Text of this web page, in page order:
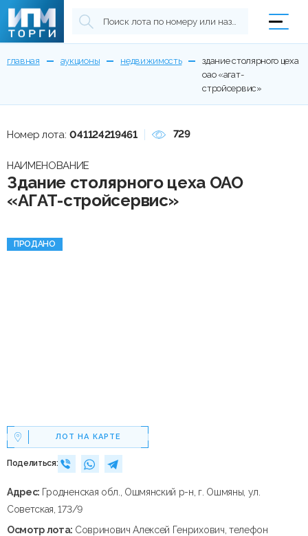
главная аукционы недвижимость
здание столярного цеха
оао «агат-
стройсервис»
ПРОДАНО
ЛОТ НА КАРТЕ
Поделиться:
Номер лота: 041124219461 729
НАИМЕНОВАНИЕ
Здание столярного цеха ОАО
«АГАТ-стройсервис»
Адрес: Гродненская обл., Ошмянский р-н, г. Ошмяны, ул.
Советская, 173/9
Осмотр лота: Совринович Алексей Генрихович, телефон